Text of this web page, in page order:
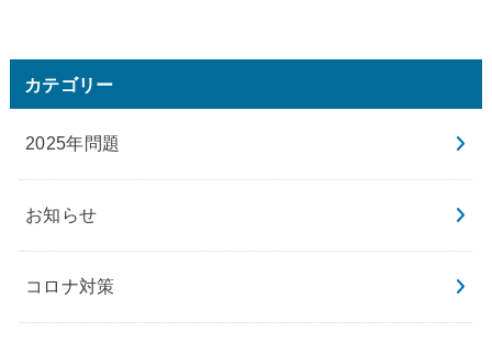
カテゴリー
2025年問題
お知らせ
コロナ対策